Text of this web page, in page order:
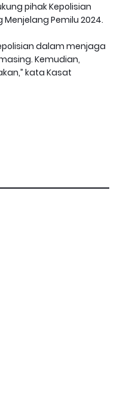
pihak Kepolisian
Pemilu 2024.
dalam menjaga
Kemudian,
kata Kasat